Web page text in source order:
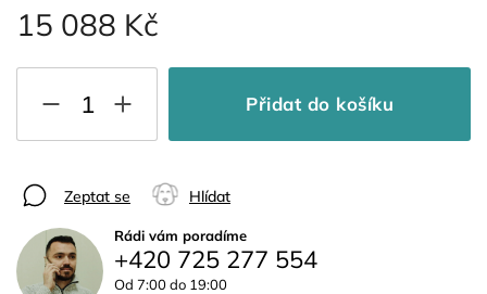
15 088 Kč
Přidat do košíku
Zeptat se Hlídat
Rádi vám poradíme
+420 725 277 554
Od 7:00 do 19:00